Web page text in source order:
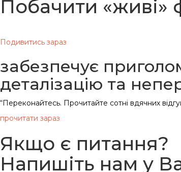
Побачити «живі»
Подивитись зараз
забезпечує
деталізацію та
“Переконайтесь. Прочитайте сотні вдячних
прочитати зараз
Якщо є питання?
Напишіть нам у